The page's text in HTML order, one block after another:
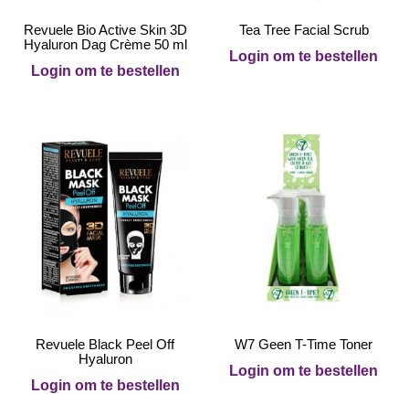
Revuele Bio Active Skin 3D
Hyaluron Dag Crème 50 ml
Login om te bestellen
Tea Tree Facial Scrub
Login om te bestellen
Revuele Black Peel Off
Hyaluron
Login om te bestellen
W7 Geen T-Time Toner
Login om te bestellen